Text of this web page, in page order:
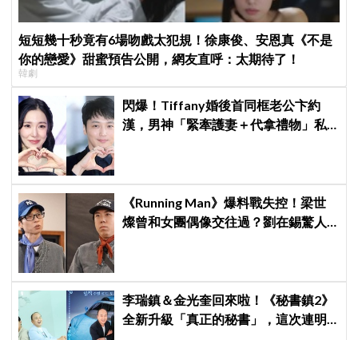
短短幾十秒竟有6場吻戲太犯規！徐康俊、安恩真《不是
你的戀愛》甜蜜預告公開，網友直呼：太期待了！
韓劇
閃爆！Tiffany婚後首同框老公卞約
漢，男神「緊牽護妻＋代拿禮物」私
《Running Man》爆料戰失控！梁世
燦曾和女團偶像交往過？劉在錫驚人
李瑞鎮＆金光奎回來啦！《秘書鎮2》
全新升級「真正的秘書」，這次連明